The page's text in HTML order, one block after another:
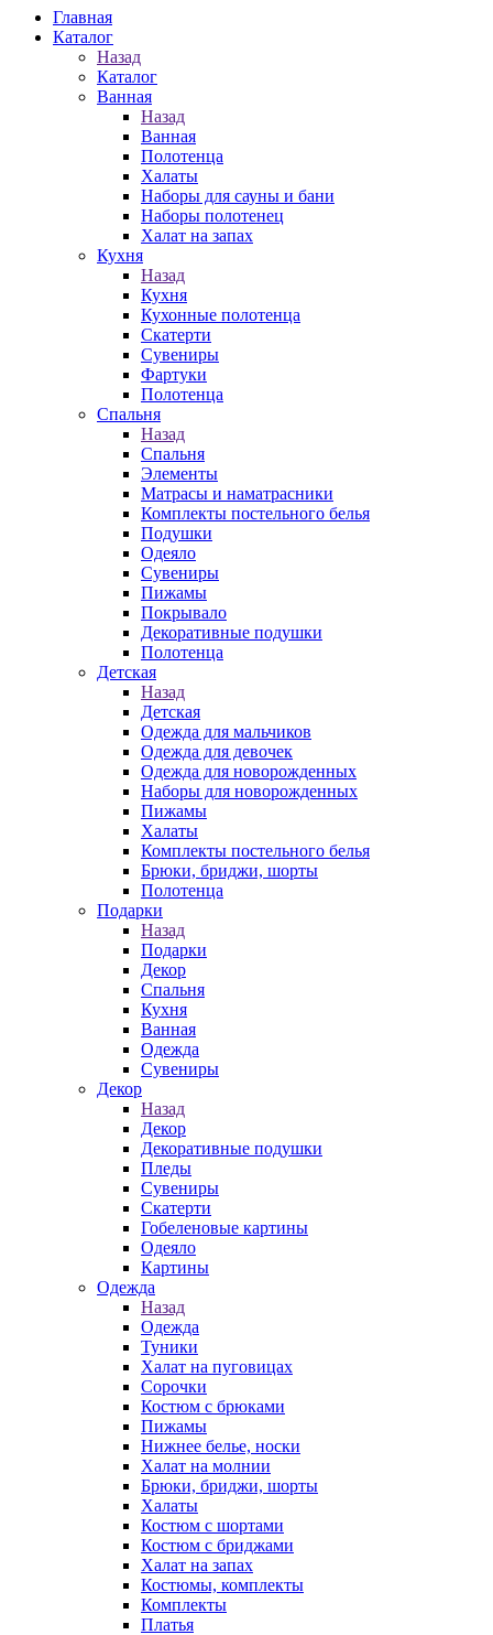
Главная
Каталог
Назад
Каталог
Ванная
Назад
Ванная
Полотенца
Халаты
Наборы для сауны и бани
Наборы полотенец
Халат на запах
Кухня
Назад
Кухня
Кухонные полотенца
Скатерти
Сувениры
Фартуки
Полотенца
Спальня
Назад
Спальня
Элементы
Матрасы и наматрасники
Комплекты постельного белья
Подушки
Одеяло
Сувениры
Пижамы
Покрывало
Декоративные подушки
Полотенца
Детская
Назад
Детская
Одежда для мальчиков
Одежда для девочек
Одежда для новорожденных
Наборы для новорожденных
Пижамы
Халаты
Комплекты постельного белья
Брюки, бриджи, шорты
Полотенца
Подарки
Назад
Подарки
Декор
Спальня
Кухня
Ванная
Одежда
Сувениры
Декор
Назад
Декор
Декоративные подушки
Пледы
Сувениры
Скатерти
Гобеленовые картины
Одеяло
Картины
Одежда
Назад
Одежда
Туники
Халат на пуговицах
Сорочки
Костюм с брюками
Пижамы
Нижнее белье, носки
Халат на молнии
Брюки, бриджи, шорты
Халаты
Костюм с шортами
Костюм с бриджами
Халат на запах
Костюмы, комплекты
Комплекты
Платья